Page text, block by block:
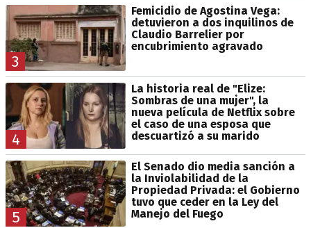
3
Femicidio de Agostina Vega:
detuvieron a dos inquilinos de
Claudio Barrelier por
encubrimiento agravado
4
La historia real de "Elize:
Sombras de una mujer", la
nueva película de Netflix sobre
el caso de una esposa que
descuartizó a su marido
5
El Senado dio media sanción a
la Inviolabilidad de la
Propiedad Privada: el Gobierno
tuvo que ceder en la Ley del
Manejo del Fuego